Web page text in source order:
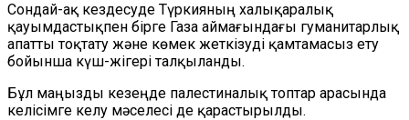
Сондай-ақ кездесуде Түркияның халықаралық
қауымдастықпен бірге Газа аймағындағы гуманитарлық
апатты тоқтату және көмек жеткізуді қамтамасыз ету
бойынша күш-жігері талқыланды.
Бұл маңызды кезеңде палестиналық топтар арасында
келісімге келу мәселесі де қарастырылды.